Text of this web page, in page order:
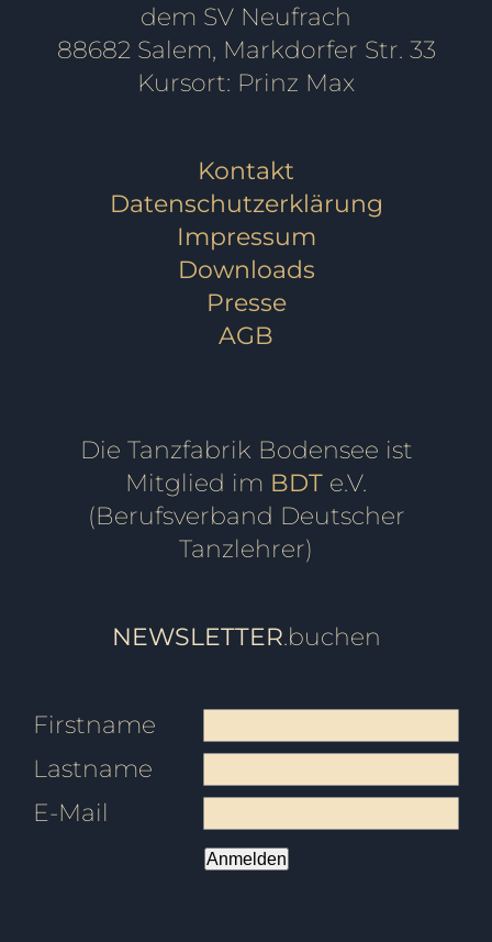
dem SV Neufrach
88682 Salem, Markdorfer Str. 33
Kursort: Prinz Max
Kontakt
Datenschutzerklärung
Impressum
Downloads
Presse
AGB
Die Tanzfabrik Bodensee ist
Mitglied im BDT e.V.
(Berufsverband Deutscher
Tanzlehrer)
NEWSLETTER.buchen
Firstname
Lastname
E-Mail
Anmelden